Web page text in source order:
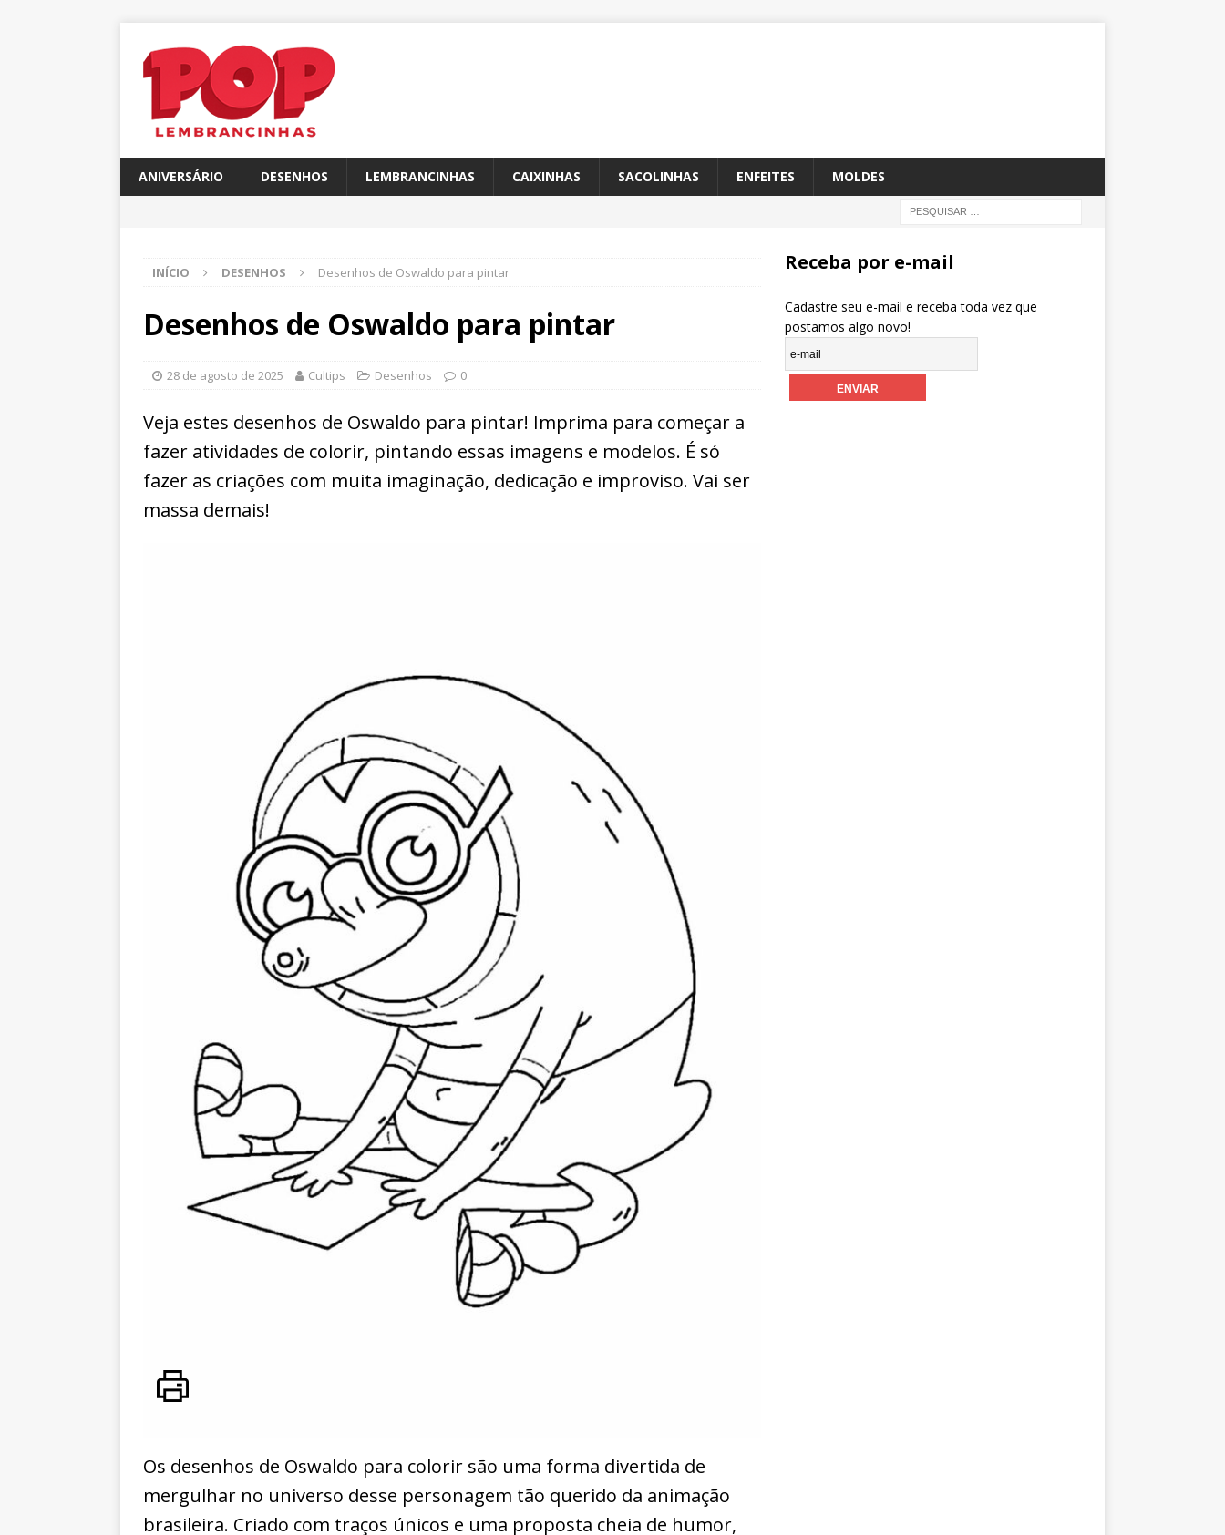
ANIVERSÁRIO DESENHOS LEMBRANCINHAS CAIXINHAS SACOLINHAS ENFEITES MOLDES
INÍCIO DESENHOS Desenhos de Oswaldo para pintar
Desenhos de Oswaldo para pintar
28 de agosto de 2025 Cultips Desenhos 0
Veja estes desenhos de Oswaldo para pintar! Imprima para começar a
fazer atividades de colorir, pintando essas imagens e modelos. É só
fazer as criações com muita imaginação, dedicação e improviso. Vai ser
massa demais!
Os desenhos de Oswaldo para colorir são uma forma divertida de
mergulhar no universo desse personagem tão querido da animação
brasileira. Criado com traços únicos e uma proposta cheia de humor,
Receba por e-mail
Cadastre seu e-mail e receba toda vez que
postamos algo novo!